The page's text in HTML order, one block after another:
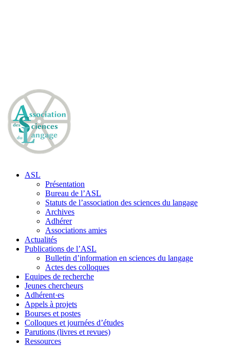
ASL
Présentation
Bureau de l’ASL
Statuts de l’association des sciences du langage
Archives
Adhérer
Associations amies
Actualités
Publications de l’ASL
Bulletin d’information en sciences du langage
Actes des colloques
Equipes de recherche
Jeunes chercheurs
Adhérent·es
Appels à projets
Bourses et postes
Colloques et journées d’études
Parutions (livres et revues)
Ressources